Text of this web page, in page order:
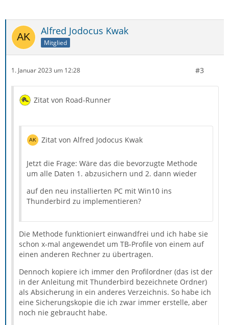
Alfred Jodocus Kwak
Mitglied
1. Januar 2023 um 12:28 #3
Zitat von Road-Runner
Zitat von Alfred Jodocus Kwak
Jetzt die Frage: Wäre das die bevorzugte Methode
um alle Daten 1. abzusichern und 2. dann wieder
auf den neu installierten PC mit Win10 ins
Thunderbird zu implementieren?
Die Methode funktioniert einwandfrei und ich habe sie
schon x-mal angewendet um TB-Profile von einem auf
einen anderen Rechner zu übertragen.
Dennoch kopiere ich immer den Profilordner (das ist der
in der Anleitung mit Thunderbird bezeichnete Ordner)
als Absicherung in ein anderes Verzeichnis. So habe ich
eine Sicherungskopie die ich zwar immer erstelle, aber
noch nie gebraucht habe.